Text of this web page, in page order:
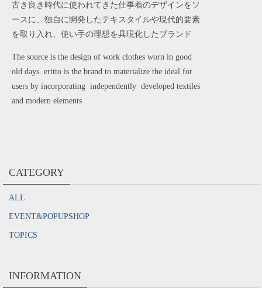
古き良き時代に使われてきた仕事着のデザインをソ
ースに、独自に開発したテキスタイルや現代的要素
を取り入れ、使い手の理想を具現化したブランド
The source is the design of work clothes worn in good
old days. eritto is the brand to materialize the ideal for
users by incorporating independently developed textiles
and modern elements
CATEGORY
ALL
EVENT&POPUPSHOP
TOPICS
INFORMATION